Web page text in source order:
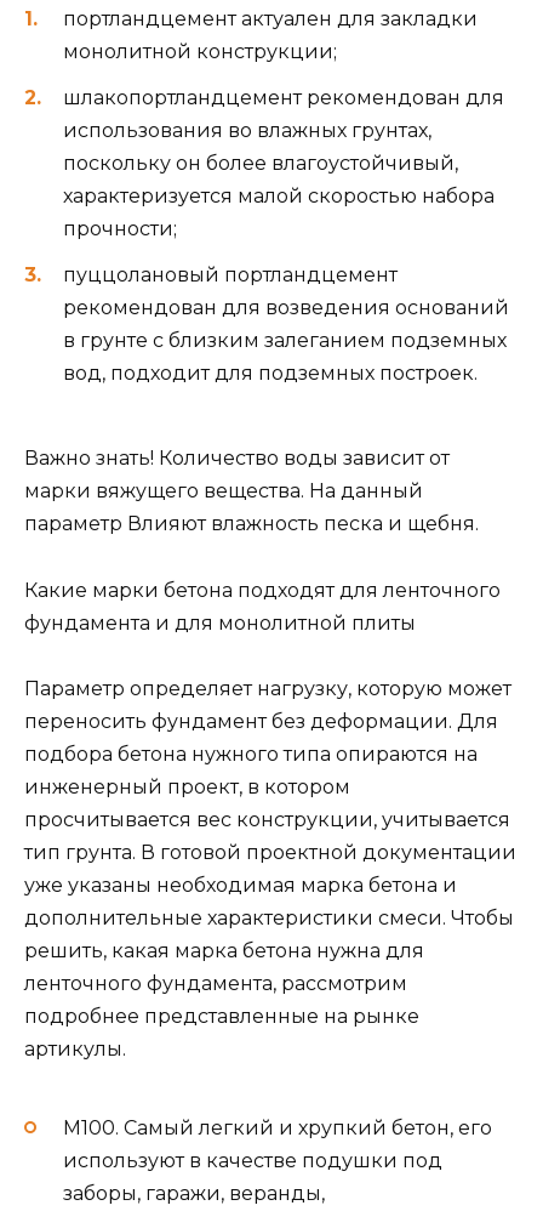
портландцемент актуален для закладки
монолитной конструкции;
шлакопортландцемент рекомендован для
использования во влажных грунтах,
поскольку он более влагоустойчивый,
характеризуется малой скоростью набора
прочности;
пуццолановый портландцемент
рекомендован для возведения оснований
в грунте с близким залеганием подземных
вод, подходит для подземных построек.
Важно знать! Количество воды зависит от
марки вяжущего вещества. На данный
параметр Влияют влажность песка и щебня.
Какие марки бетона подходят для ленточного
фундамента и для монолитной плиты
Параметр определяет нагрузку, которую может
переносить фундамент без деформации. Для
подбора бетона нужного типа опираются на
инженерный проект, в котором
просчитывается вес конструкции, учитывается
тип грунта. В готовой проектной документации
уже указаны необходимая марка бетона и
дополнительные характеристики смеси. Чтобы
решить, какая марка бетона нужна для
ленточного фундамента, рассмотрим
подробнее представленные на рынке
артикулы.
М100. Самый легкий и хрупкий бетон, его
используют в качестве подушки под
заборы, гаражи, веранды,